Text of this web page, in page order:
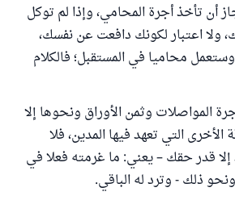
أن تأخذ أجرة المحامي، وإذا لم توكل
ولا اعتبار لكونك دافعت عن نفسك،
محاميا في المستقبل؛ فالكلام
المواصلات وثمن الأوراق ونحوها إلا
الأخرى التي تعهد فيها المدين، فلا
قدر حقك – يعني: ما غرمته فعلا في
ذلك - وترد له الباقي.